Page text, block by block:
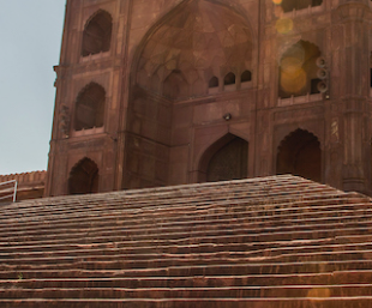
Altrecose
Mondiali calcio 2026